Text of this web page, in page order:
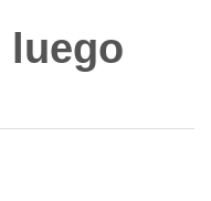
luego